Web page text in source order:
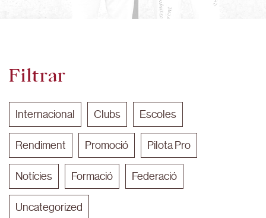
Filtrar
Internacional Clubs Escoles
Rendiment Promoció Pilota Pro
Notícies Formació Federació
Uncategorized